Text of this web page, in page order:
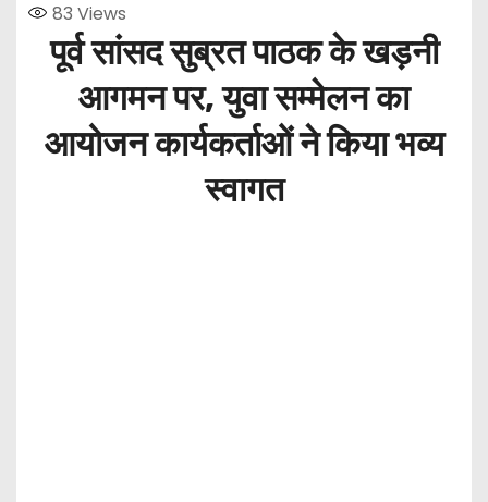
83 Views
पूर्व सांसद सुब्रत पाठक के खड़नी
आगमन पर, युवा सम्मेलन का
आयोजन कार्यकर्ताओं ने किया भव्य
स्वागत